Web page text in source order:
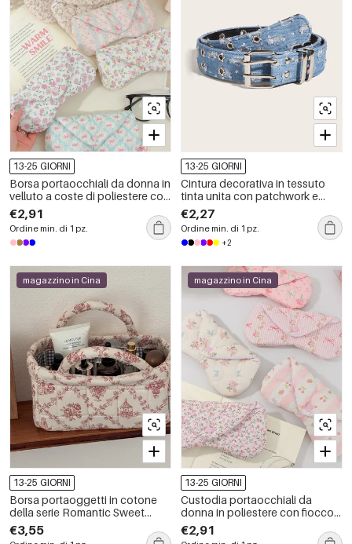
13-25 GIORNI
Borsa portaocchiali da donna in
velluto a coste di poliestere con
fiocco a forma di fiore, serie
Romantic Series.
€2,91
Ordine min. di 1 pz.
13-25 GIORNI
Cintura decorativa in tessuto
tinta unita con patchwork e
rivetti a stella, stile hip-pop/rock,
serie Simple.
€2,27
Ordine min. di 1 pz.
+2
magazzino in Cina
13-25 GIORNI
Borsa portaoggetti in cotone
della serie Romantic Sweet
Flower
€3,55
magazzino in Cina
13-25 GIORNI
Custodia portaocchiali da
donna in poliestere con fiocco a
forma di fiore, serie romantica.
€2,91